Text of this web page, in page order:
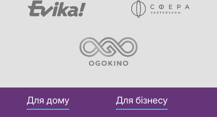
Для дому Для бізнесу